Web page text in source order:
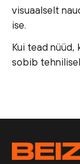
visuaalselt
ise.
Kui tead nüüd,
sobib